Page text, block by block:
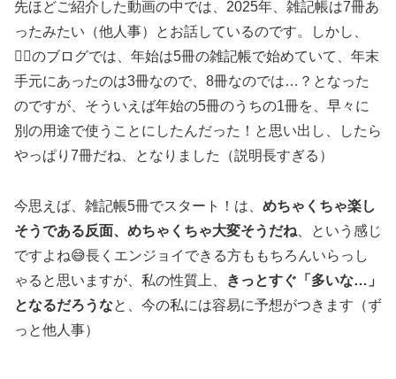
先ほどご紹介した動画の中では、2025年、雑記帳は7冊あ
ったみたい（他人事）とお話しているのです。しかし、
👆🏻のブログでは、年始は5冊の雑記帳で始めていて、年末
手元にあったのは3冊なので、8冊なのでは…？となった
のですが、そういえば年始の5冊のうちの1冊を、早々に
別の用途で使うことにしたんだった！と思い出し、したら
やっぱり7冊だね、となりました（説明長すぎる）
今思えば、雑記帳5冊でスタート！は、 めちゃくちゃ楽し
そうである反面、めちゃくちゃ大変そうだね 、という感じ
ですよね😅長くエンジョイできる方ももちろんいらっし
ゃると思いますが、私の性質上、
きっとすぐ「多いな…」
となるだろうなと、今の私には容易に予想がつきます（ず
っと他人事）